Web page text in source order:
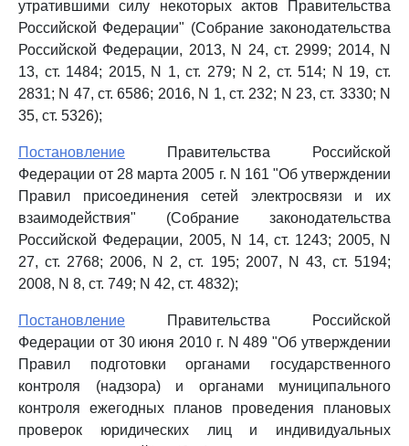
утратившими силу некоторых актов Правительства
Российской Федерации" (Собрание законодательства
Российской Федерации, 2013, N 24, ст. 2999; 2014, N
13, ст. 1484; 2015, N 1, ст. 279; N 2, ст. 514; N 19, ст.
2831; N 47, ст. 6586; 2016, N 1, ст. 232; N 23, ст. 3330; N
35, ст. 5326);
Постановление Правительства Российской
Федерации от 28 марта 2005 г. N 161 "Об утверждении
Правил присоединения сетей электросвязи и их
взаимодействия" (Собрание законодательства
Российской Федерации, 2005, N 14, ст. 1243; 2005, N
27, ст. 2768; 2006, N 2, ст. 195; 2007, N 43, ст. 5194;
2008, N 8, ст. 749; N 42, ст. 4832);
Постановление Правительства Российской
Федерации от 30 июня 2010 г. N 489 "Об утверждении
Правил подготовки органами государственного
контроля (надзора) и органами муниципального
контроля ежегодных планов проведения плановых
проверок юридических лиц и индивидуальных